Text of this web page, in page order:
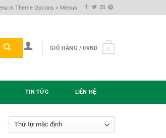
in Theme Options > Menus
GIỎ HÀNG /0VND 0
TIN TỨC LIÊN HỆ